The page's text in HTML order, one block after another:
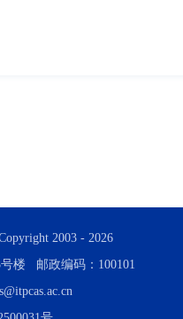
2003 - 2026
楼 邮政编码：100101